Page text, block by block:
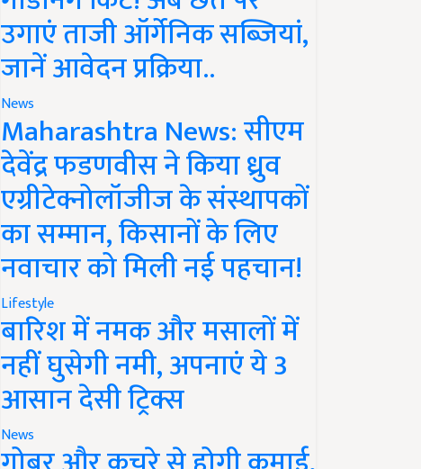
उगाएं ताजी ऑर्गेनिक सब्जियां,
जानें आवेदन प्रक्रिया..
News
Maharashtra News: सीएम
देवेंद्र फडणवीस ने किया ध्रुव
एग्रीटेक्नोलॉजीज के संस्थापकों
का सम्मान, किसानों के लिए
नवाचार को मिली नई पहचान!
Lifestyle
बारिश में नमक और मसालों में
नहीं घुसेगी नमी, अपनाएं ये 3
आसान देसी ट्रिक्स
News